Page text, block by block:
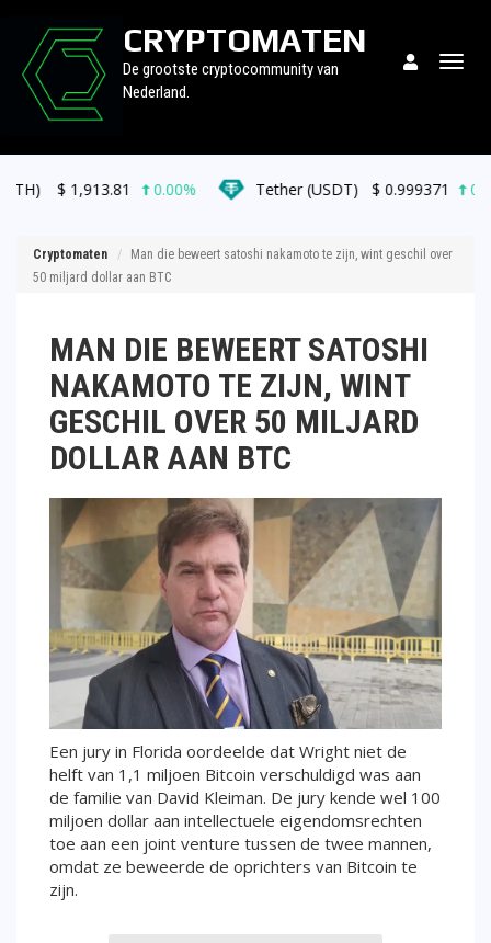
CRYPTOMATEN
De grootste cryptocommunity van
Nederland.
0.00% Tether (USDT) $0.999371 0.00%
Cryptomaten
Man die beweert satoshi nakamoto te zijn, wint geschil over
50 miljard dollar aan BTC
MAN DIE BEWEERT SATOSHI
NAKAMOTO TE ZIJN, WINT
GESCHIL OVER 50 MILJARD
DOLLAR AAN BTC
Een jury in Florida oordeelde dat Wright niet de
helft van 1,1 miljoen Bitcoin verschuldigd was aan
de familie van David Kleiman. De jury kende wel 100
miljoen dollar aan intellectuele eigendomsrechten
toe aan een joint venture tussen de twee mannen,
omdat ze beweerde de oprichters van Bitcoin te
zijn.